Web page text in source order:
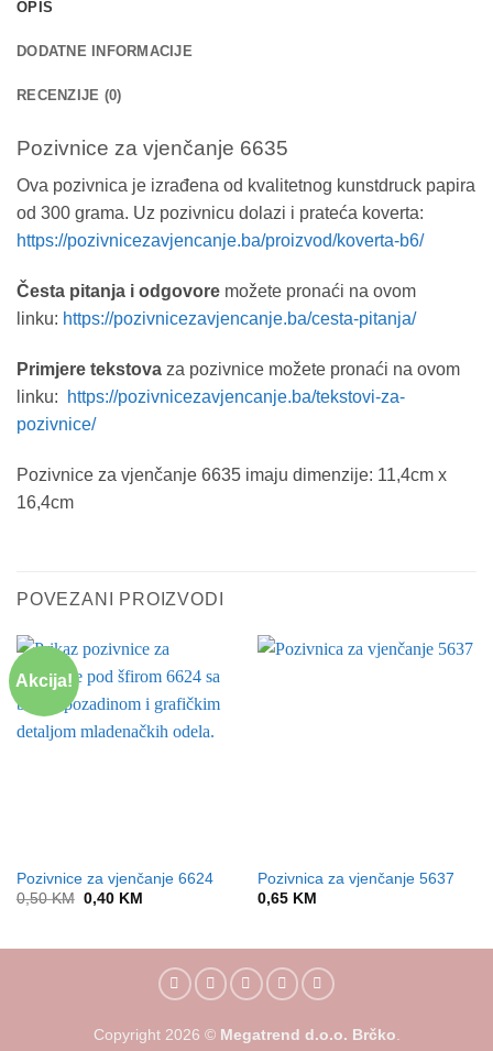
OPIS
DODATNE INFORMACIJE
RECENZIJE (0)
Pozivnice za vjenčanje 6635
Ova pozivnica je izrađena od kvalitetnog kunstdruck papira
od 300 grama. Uz pozivnicu dolazi i prateća koverta:
https://pozivnicezavjencanje.ba/proizvod/koverta-b6/
Česta pitanja i odgovore možete pronaći na ovom
linku: https://pozivnicezavjencanje.ba/cesta-pitanja/
Primjere tekstova za pozivnice možete pronaći na ovom
linku:
https://pozivnicezavjencanje.ba/tekstovi-za-
pozivnice/
Pozivnice za vjenčanje 6635 imaju dimenzije: 11,4cm x
16,4cm
POVEZANI PROIZVODI
Akcija!
Pozivnice za vjenčanje 6624
0,50KM Original
0,40 KMCurrent
Pozivnica za vjenčanje 5637
0,65 KM
Copyright 2026 © Megatrend d.o.o. Brčko